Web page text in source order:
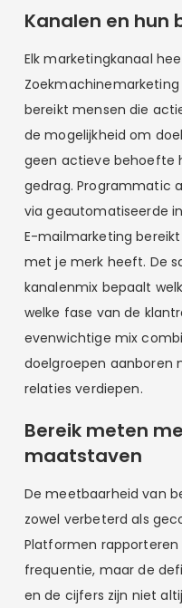
Kanalen en hun
Elk marketingkanaal
bereikt mensen die
de mogelijkheid om
geen actieve behoefte
gedrag. Programmatic
via geautomatiseerde
E-mailmarketing
met je merk heeft. De
kanalenmix bepaalt
welke fase van de
evenwichtige mix
doelgroepen aanboren
relaties verdiepen.
Bereik meten
maatstaven
De meetbaarheid van
zowel verbeterd als
Platformen rapporteren
frequentie, maar de
en de cijfers zijn niet